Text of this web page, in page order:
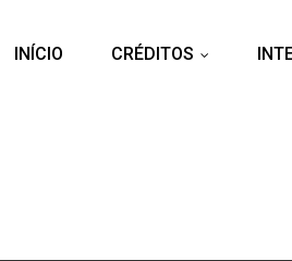
INÍCIO CRÉDITOS